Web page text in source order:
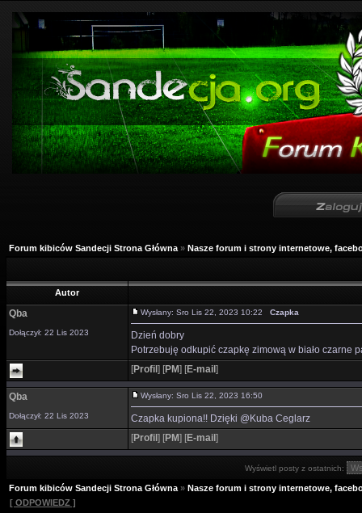
Forum kibiców Sandecji Strona Główna » Nasze forum i strony internetowe,
Autor
Qba
Dołączył: 22 Lis 2023
Wysłany: Sro Lis 22, 2023 10:22 Czapka
Dzień dobry
Potrzebuję odkupić czapkę zimową w biało czarne
[Profil ] [PM] [E-mail ]
Qba
Dołączył: 22 Lis 2023
Wysłany: Sro Lis 22, 2023 16:50
Czapka kupiona!! Dzięki @Kuba Ceglarz
[Profil ] [PM] [E-mail ]
Wyświetl posty z ostatnich:
Forum kibiców Sandecji Strona Główna » Nasze forum i strony internetowe,
[ ODPOWIEDZ ]